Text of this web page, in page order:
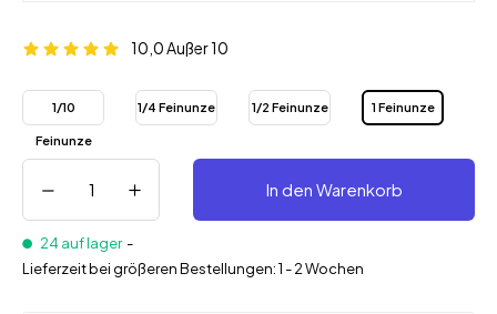
10,0Außer 10
1/10
Feinunze
1/4 Feinunze 1/2 Feinunze 1 Feinunze
In den Warenkorb
24 auf lager-
Lieferzeit bei größeren Bestellungen: 1 - 2 Wochen